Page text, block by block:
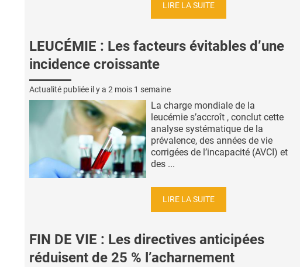
LIRE LA SUITE
LEUCÉMIE : Les facteurs évitables d’une
incidence croissante
Actualité publiée il y a 2 mois 1 semaine
La charge mondiale de la
leucémie s’accroît , conclut cette
analyse systématique de la
prévalence, des années de vie
corrigées de l’incapacité (AVCI) et
des ...
LIRE LA SUITE
FIN DE VIE : Les directives anticipées
réduisent de 25 % l’acharnement